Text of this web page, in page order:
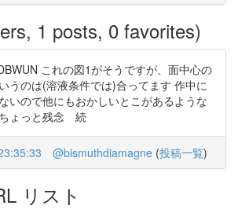
1 posts, 0 favorites)
これの図1がそうですが、面中心の
うのは(溶液条件では)合ってます 作中に
いので他にもおかしいとこがあるような
ょっと残念 続
@bismuthdiamagne (投稿一覧)
リスト